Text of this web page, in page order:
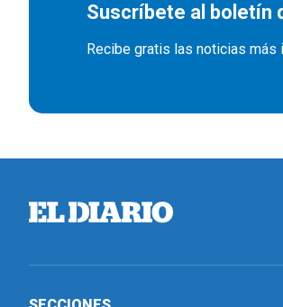
Suscríbete al boletín
Recibe gratis las noticias más